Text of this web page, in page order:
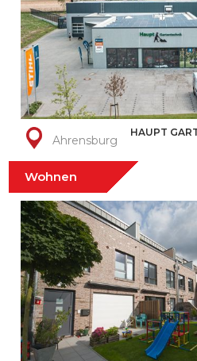
Ahrensburg
HAUPT
Wohnen